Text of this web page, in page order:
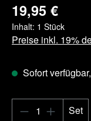
19,95 €
Inhalt: 1 Stück
Preise inkl. 19%
Sofort
Produkt Set